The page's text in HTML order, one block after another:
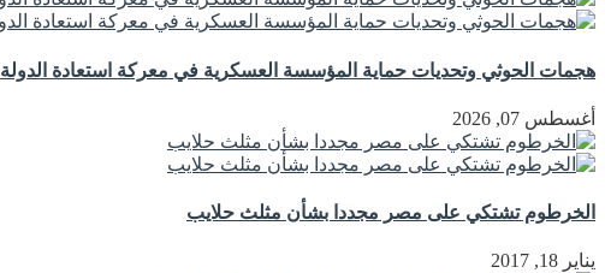
هجمات الحوثي وتحديات حماية المؤسسة العسكرية في معركة استعادة الدولة
أغسطس 07, 2026
الخرطوم تشتكي على مصر مجددا بشأن مثلث حلايب
يناير 18, 2017